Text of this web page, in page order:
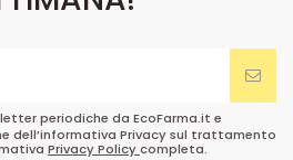
periodiche da EcoFarma.it e
dell’informativa Privacy sul trattamento
Privacy Policycompleta.